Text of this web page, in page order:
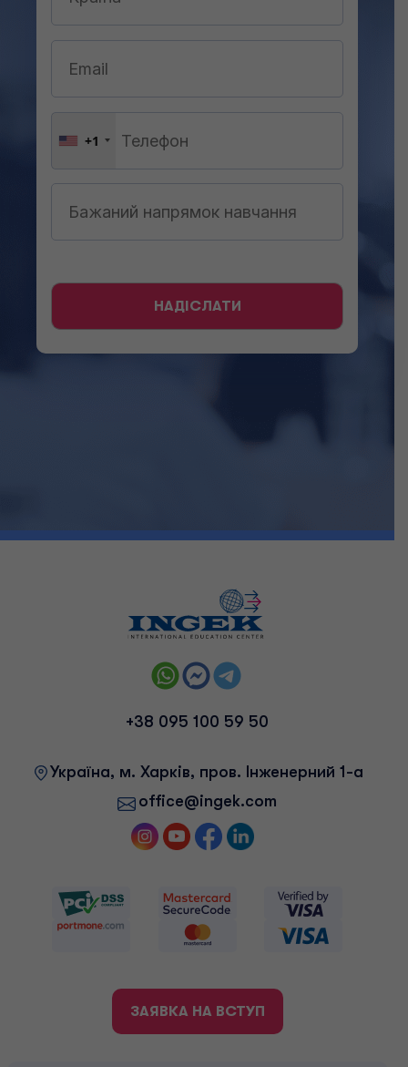
+1
+38 095 100 59 50
Українa, м. Харків, пров. Інженерний 1-а
office@ingek.com
ЗАЯВКА НА ВСТУП